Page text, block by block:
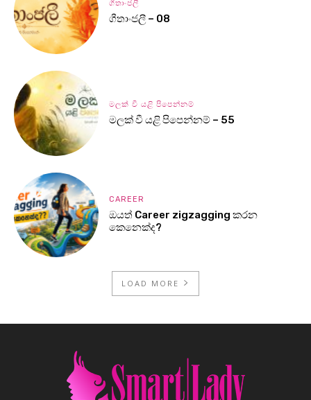
ගීතාංජලී
ගීතාංජලී – 08
මලක් වී යළි පිපෙන්නම්
මලක් වී යළි පිපෙන්නම් – 55
CAREER
ඔයත් Career zigzagging කරන
කෙනෙක්ද?
LOAD MORE